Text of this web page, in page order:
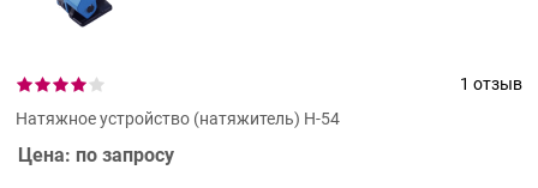
1 отзыв
Натяжное устройство (натяжитель) Н-54
Цена: по запросу